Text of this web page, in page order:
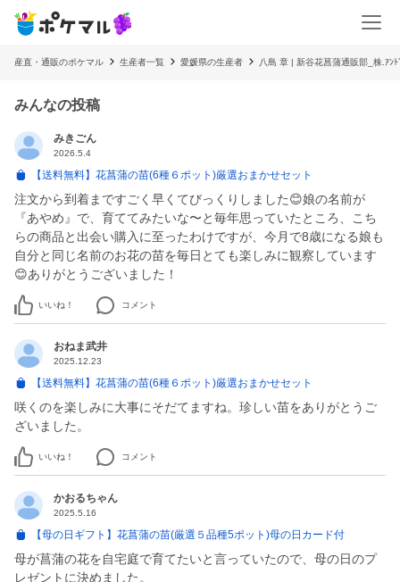
産直・通販のポケマル 生産者一覧 愛媛県の生産者 八島 章 | 新谷花菖蒲通販部_株.ｱﾝﾄ
みんなの投稿
みきごん
2026.5.4
【送料無料】花菖蒲の苗(6種６ポット)厳選おまかせセット
注文から到着まですごく早くてびっくりしました😊娘の名前が
『あやめ』で、育ててみたいな〜と毎年思っていたところ、こち
らの商品と出会い購入に至ったわけですが、今月で8歳になる娘も
自分と同じ名前のお花の苗を毎日とても楽しみに観察しています
😊ありがとうございました！
いいね！ コメント
おねま武井
2025.12.23
【送料無料】花菖蒲の苗(6種６ポット)厳選おまかせセット
咲くのを楽しみに大事にそだてますね。珍しい苗をありがとうご
ざいました。
いいね！ コメント
かおるちゃん
2025.5.16
【母の日ギフト】花菖蒲の苗(厳選５品種5ポット)母の日カード付
母が菖蒲の花を自宅庭で育てたいと言っていたので、母の日のプ
レゼントに決めました。